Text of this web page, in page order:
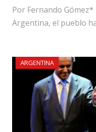
Por Fernando
Argentina, el pueblo
ARGENTINA